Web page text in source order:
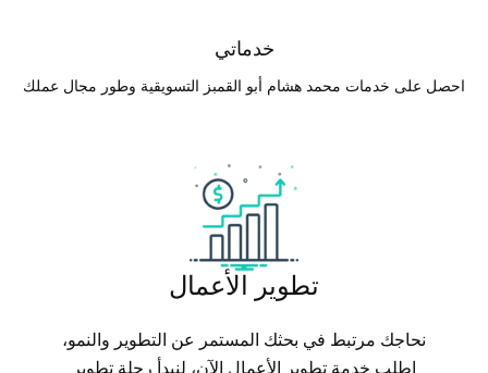
خدماتي
احصل على خدمات محمد هشام أبو القمبز التسويقية وطور مجال عملك
تطوير الأعمال
نحاجك مرتبط في بحثك المستمر عن التطوير والنمو،
اطلب خدمة تطوير الأعمال الآن، لنبدأ رحلة تطوير